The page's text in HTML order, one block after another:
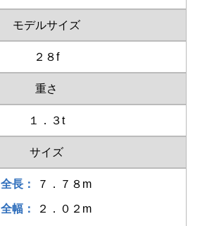
モデルサイズ
２８f
重さ
１．３t
サイズ
全長： ７．７８m
全幅： ２．０２m